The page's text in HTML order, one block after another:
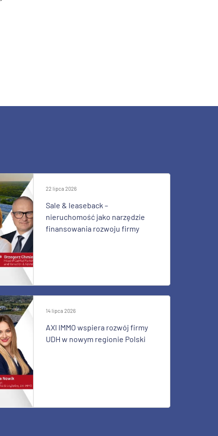
22 lipca 2026
Sale & leaseback –
nieruchomość jako narzędzie
finansowania rozwoju firmy
14 lipca 2026
AXI IMMO wspiera rozwój firmy
UDH w nowym regionie Polski